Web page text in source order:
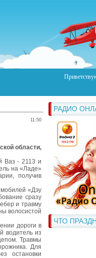
РАДИО
ЧТО
11:50
области,
Ваз - 2113 и
на «Ладе»
получив
«Дэу
сразу
и травму
волосистой
дороги в
водитель из
Травмы
Для
остановки